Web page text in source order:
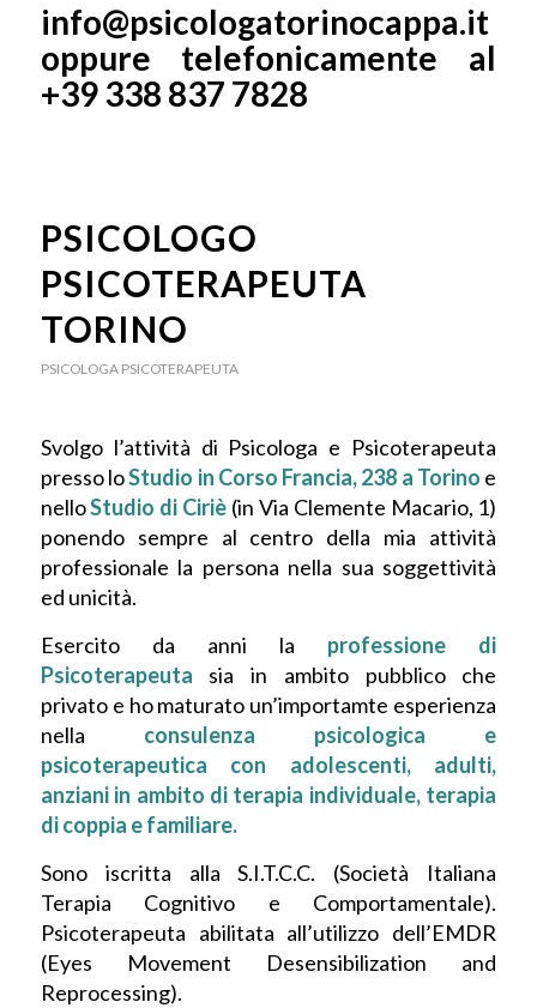
info@psicologatorinocappa.it
oppure telefonicamente al
+39 338 837 7828
PSICOLOGO
PSICOTERAPEUTA
TORINO
PSICOLOGA PSICOTERAPEUTA
Svolgo l’attività di Psicologa e Psicoterapeuta
presso loStudio in Corso Francia, 238 a Torino e
nelloStudio di Ciriè (in Via Clemente Macario, 1)
ponendo sempre al centro della mia attività
professionale la persona nella sua soggettività
ed unicità.
Esercito da anni la professione di
Psicoterapeuta sia in ambito pubblico che
privato e ho maturato un’importamte esperienza
nella consulenza psicologica e
psicoterapeutica con adolescenti, adulti,
anziani in ambito di terapia individuale, terapia
di coppia e familiare.
Sono iscritta alla S.I.T.C.C. (Società Italiana
Terapia Cognitivo e Comportamentale).
Psicoterapeuta abilitata all’utilizzo dell’EMDR
(Eyes Movement Desensibilization and
Reprocessing).